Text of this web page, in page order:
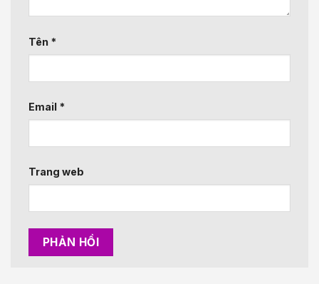
Tên *
Email *
Trang web